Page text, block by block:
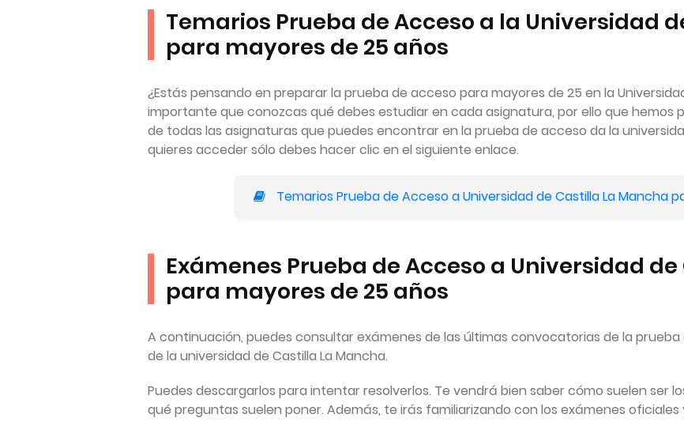
Temarios Prueba de Acceso a la Universidad
para mayores de 25 años
¿Estás pensando en preparar la prueba de acceso para mayores de 25 en la
importante que conozcas qué debes estudiar en cada asignatura, por ello que hemos
de todas las asignaturas que puedes encontrar en la prueba de acceso da la
quieres acceder sólo debes hacer clic en el siguiente enlace.
Temarios Prueba de Acceso a Universidad de Castilla La Mancha
Exámenes Prueba de Acceso a Universidad
para mayores de 25 años
A continuación, puedes consultar exámenes de las últimas convocatorias de la
de la universidad de Castilla La Mancha.
Puedes descargarlos para intentar resolverlos. Te vendrá bien saber cómo suelen ser
qué preguntas suelen poner. Además, te irás familiarizando con los exámenes oficiales